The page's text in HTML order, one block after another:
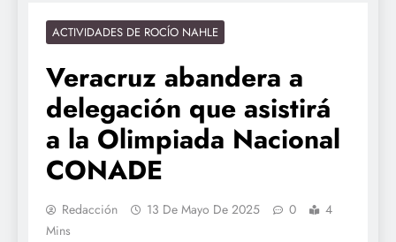
ACTIVIDADES DE ROCÍO NAHLE
Veracruz abandera a
delegación que asistirá
a la Olimpiada Nacional
CONADE
Redacción 13 De Mayo De 2025 0
4
Mins